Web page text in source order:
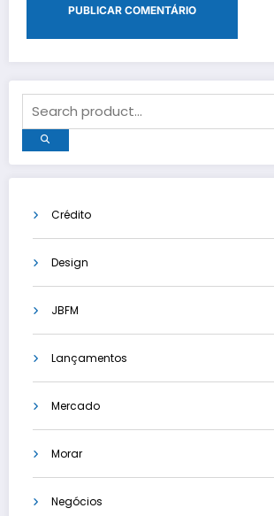
Crédito
Design
JBFM
Lançamentos
Mercado
Morar
Negócios